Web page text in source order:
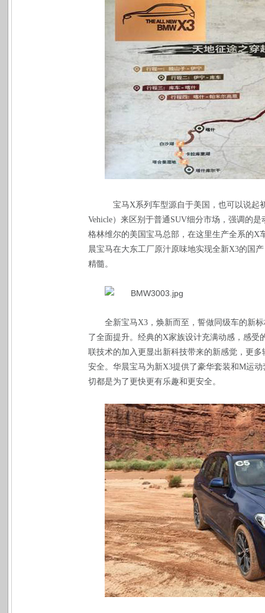
宝马X系列车型源自于美国，也可以说起
Vehicle）来区别于普通 SUV细分市场，强调的是
格林维尔的美国宝马总部，在这里生产全系的X
晨宝马在大东工厂原汁原味地实现全新X3的国
精髓。
全新宝马X3 ，焕新而至，誓做同级车的新
了全面提升。经典的X家族设计充满动感，感受
联技术的加入更显出新科技带来的新感觉，更
安全。华晨宝马为新X3提供了豪华套装和M运动
切都是为了更快更有乐趣和更安全。